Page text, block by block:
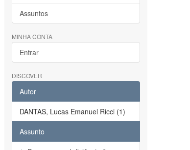
Assuntos
MINHA CONTA
Entrar
DISCOVER
Autor
DANTAS, Lucas Emanuel Ricci (1)
Assunto